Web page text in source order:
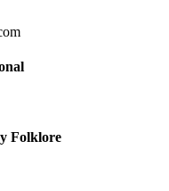
Folklore